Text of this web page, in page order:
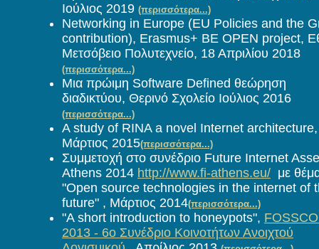
Ιούλιος 2019 (περισσότερα...)
Networking in Europe (EU Policies and the
contribution), Erasmus+ BE OPEN project,
Μετσόβειο Πολυτεχνείο, 18 Απριλίου 2018
(περισσότερα...)
Μια πρώιμη Software Defined θεώρηση
διαδικτύου, Θερινό Σχολείο Ιούλιος 2016
(περισσότερα...)
A study of RINA a novel Internet architecture,
Μάρτιος 2015(περισσότερα...)
Συμμετοχή στο συνέδριο Future Internet
Athens 2014 http://www.fi-athens.eu/ με
"Οpen source technologies in the internet of
future" , Μάρτιος 2014(περισσότερα...)
"A short introduction to honeypots",
2013 - 6ο Συνέδριο Κοινοτήτων Ανοιχτού